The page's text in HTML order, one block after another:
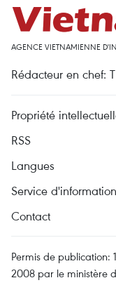
AGENCE VIETNAMIENNE
Rédacteur en chef:
Propriété
RSS
Langues
Service d'information
Contact
Permis de publication:
2008 par le ministère